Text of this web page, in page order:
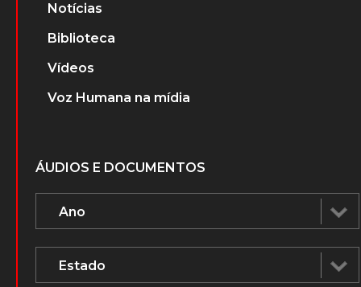
Notícias
Biblioteca
Vídeos
Voz Humana na mídia
ÁUDIOS E DOCUMENTOS